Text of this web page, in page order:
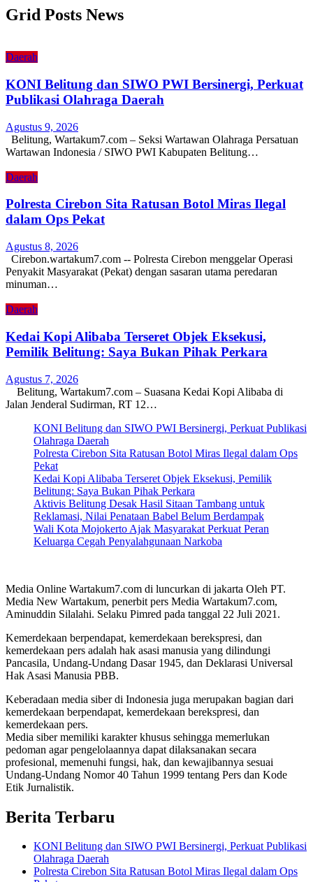
Grid Posts News
Daerah
KONI Belitung dan SIWO PWI Bersinergi, Perkuat
Publikasi Olahraga Daerah
Agustus 9, 2026
Belitung, Wartakum7.com – Seksi Wartawan Olahraga Persatuan
Wartawan Indonesia / SIWO PWI Kabupaten Belitung…
Daerah
Polresta Cirebon Sita Ratusan Botol Miras Ilegal
dalam Ops Pekat
Agustus 8, 2026
Cirebon.wartakum7.com -- Polresta Cirebon menggelar Operasi
Penyakit Masyarakat (Pekat) dengan sasaran utama peredaran
minuman…
Daerah
Kedai Kopi Alibaba Terseret Objek Eksekusi,
Pemilik Belitung: Saya Bukan Pihak Perkara
Agustus 7, 2026
Belitung, Wartakum7.com – Suasana Kedai Kopi Alibaba di
Jalan Jenderal Sudirman, RT 12…
KONI Belitung dan SIWO PWI Bersinergi, Perkuat Publikasi
Olahraga Daerah
Polresta Cirebon Sita Ratusan Botol Miras Ilegal dalam Ops
Pekat
Kedai Kopi Alibaba Terseret Objek Eksekusi, Pemilik
Belitung: Saya Bukan Pihak Perkara
Aktivis Belitung Desak Hasil Sitaan Tambang untuk
Reklamasi, Nilai Penataan Babel Belum Berdampak
Wali Kota Mojokerto Ajak Masyarakat Perkuat Peran
Keluarga Cegah Penyalahgunaan Narkoba
Media Online Wartakum7.com di luncurkan di jakarta Oleh PT.
Media New Wartakum, penerbit pers Media Wartakum7.com,
Aminuddin Silalahi. Selaku Pimred pada tanggal 22 Juli 2021.
Kemerdekaan berpendapat, kemerdekaan berekspresi, dan
kemerdekaan pers adalah hak asasi manusia yang dilindungi
Pancasila, Undang-Undang Dasar 1945, dan Deklarasi Universal
Hak Asasi Manusia PBB.
Keberadaan media siber di Indonesia juga merupakan bagian dari
kemerdekaan berpendapat, kemerdekaan berekspresi, dan
kemerdekaan pers.
Media siber memiliki karakter khusus sehingga memerlukan
pedoman agar pengelolaannya dapat dilaksanakan secara
profesional, memenuhi fungsi, hak, dan kewajibannya sesuai
Undang-Undang Nomor 40 Tahun 1999 tentang Pers dan Kode
Etik Jurnalistik.
Berita Terbaru
KONI Belitung dan SIWO PWI Bersinergi, Perkuat Publikasi
Olahraga Daerah
Polresta Cirebon Sita Ratusan Botol Miras Ilegal dalam Ops